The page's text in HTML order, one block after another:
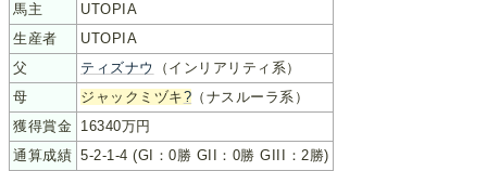
馬主
UTOPIA
生産者
UTOPIA
父
ティズナウ
（インリアリティ系）
母
ジャックミヅキ? （ナスルーラ系）
獲得賞金 16340万円
通算成績 5-2-1-4 (GI：0勝 GII：0勝 GIII：2勝)